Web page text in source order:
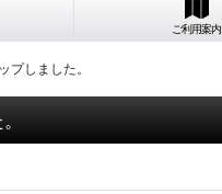
ご利用案内
プしました。